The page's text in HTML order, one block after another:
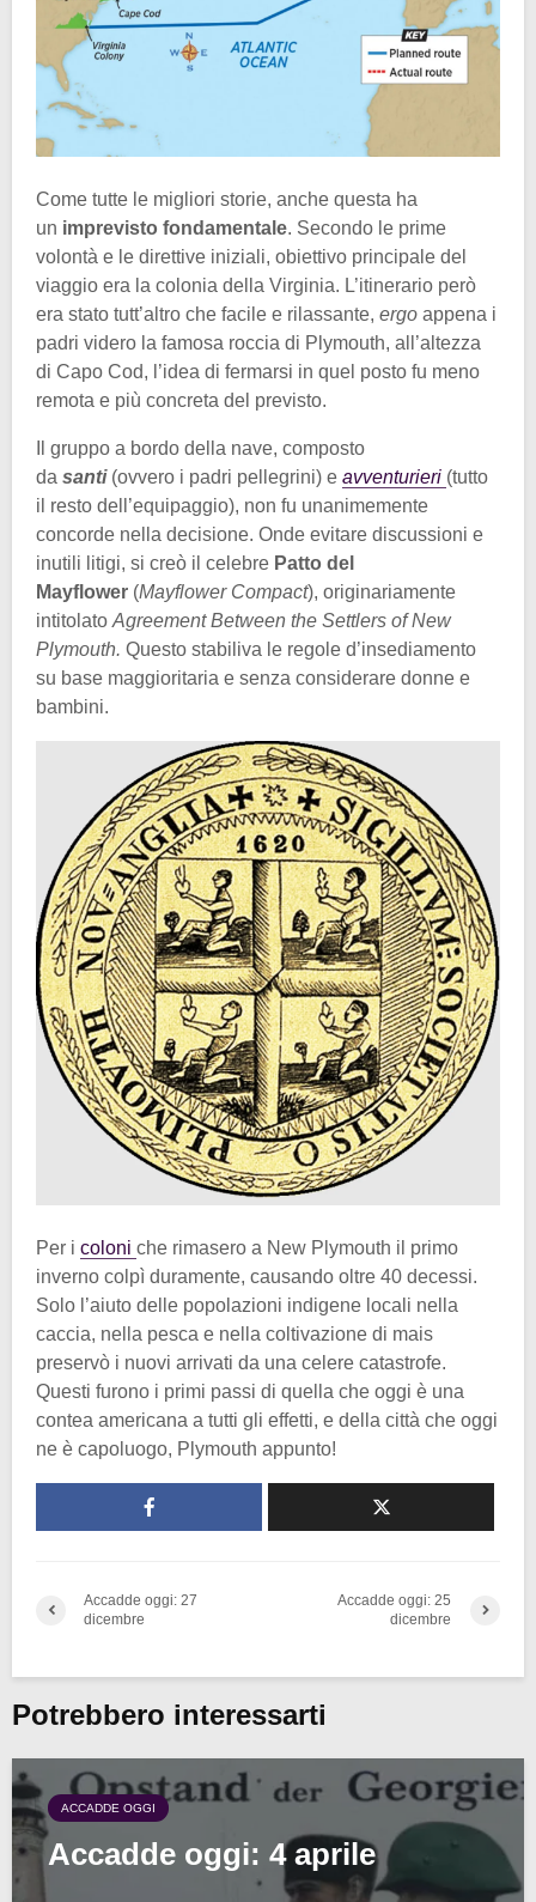
Come tutte le migliori storie, anche questa ha
un imprevisto fondamentale. Secondo le prime
volontà e le direttive iniziali, obiettivo principale del
viaggio era la colonia della Virginia. L’itinerario però
era stato tutt’altro che facile e rilassante, ergo appena i
padri videro la famosa roccia di Plymouth, all’altezza
di Capo Cod, l’idea di fermarsi in quel posto fu meno
remota e più concreta del previsto.
Il gruppo a bordo della nave, composto
da santi (ovvero i padri pellegrini) e avventurieri (tutto
il resto dell’equipaggio), non fu unanimemente
concorde nella decisione. Onde evitare discussioni e
inutili litigi, si creò il celebre Patto del
Mayflower (Mayflower Compact), originariamente
intitolato Agreement Between the Settlers of New
Plymouth. Questo stabiliva le regole d’insediamento
su base maggioritaria e senza considerare donne e
bambini.
Per i coloni che rimasero a New Plymouth il primo
inverno colpì duramente, causando oltre 40 decessi.
Solo l’aiuto delle popolazioni indigene locali nella
caccia, nella pesca e nella coltivazione di mais
preservò i nuovi arrivati da una celere catastrofe.
Questi furono i primi passi di quella che oggi è una
contea americana a tutti gli effetti, e della città che oggi
ne è capoluogo, Plymouth appunto!
Accadde oggi: 27
dicembre
Accadde oggi: 25
dicembre
Potrebbero interessarti
ACCADDE OGGI
Accadde oggi: 4 aprile